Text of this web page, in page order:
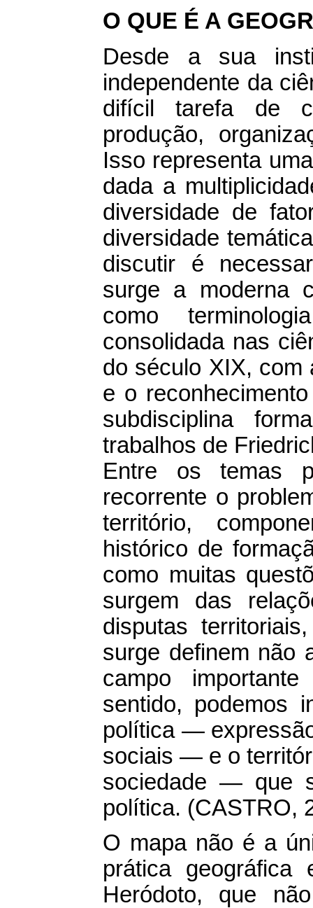
O QUE É A
Desde a sua
independente da
difícil tarefa de
produção,
Isso representa
dada a
diversidade de
diversidade
discutir é
surge a moderna
como
consolidada nas
do século XIX, com
e o
subdisciplina
trabalhos de
Entre os temas
recorrente o
território,
histórico de
como muitas
surgem das
disputas
surge definem não
campo
sentido, podemos
política —
sociais — e o
sociedade — que
política. (CASTRO,
O mapa não é a
prática
Heródoto, que